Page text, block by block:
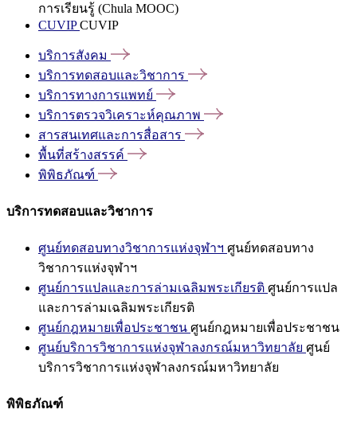
การเรียนรู้ (Chula MOOC)
CUVIPCUVIP
บริการสังคม
บริการทดสอบและวิชาการ
บริการทางการแพทย์
บริการตรวจวิเคราะห์คุณภาพ
สารสนเทศและการสื่อสาร
พื้นที่สร้างสรรค์
พิพิธภัณฑ์
บริการทดสอบและวิชาการ
ศูนย์ทดสอบทางวิชาการแห่งจุฬาฯ ศูนย์ทดสอบทาง
วิชาการแห่งจุฬาฯ
ศูนย์การแปลและการล่ามเฉลิมพระเกียรติ ศูนย์การแปล
และการล่ามเฉลิมพระเกียรติ
ศูนย์กฎหมายเพื่อประชาชน ศูนย์กฎหมายเพื่อประชาชน
ศูนย์บริการวิชาการแห่งจุฬาลงกรณ์มหาวิทยาลัย ศูนย์
บริการวิชาการแห่งจุฬาลงกรณ์มหาวิทยาลัย
พิพิธภัณฑ์